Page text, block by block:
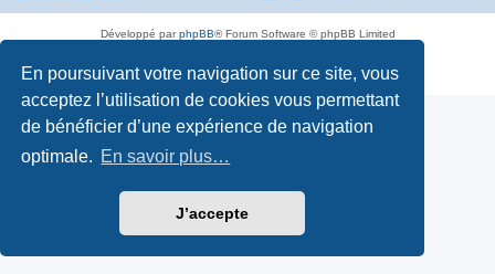
En poursuivant votre navigation sur ce site, vous
acceptez l’utilisation de cookies vous permettant
de bénéficier d’une expérience de navigation
optimale. En savoir plus…
J’accepte
Développé parphpBB® Forum Software © phpBB Limited
Confidentialité|Conditions